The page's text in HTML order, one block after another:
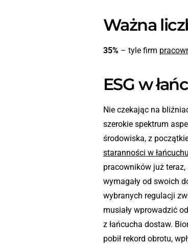
Ważna
35% – tyle firm
ESG w
Nie czekając na
szerokie spektrum
środowiska, z
staranności w
pracowników już
wymagały od swoich
wybranych regulacji
musiały wprowadzić
z łańcucha dostaw.
pobił rekord obrotu,